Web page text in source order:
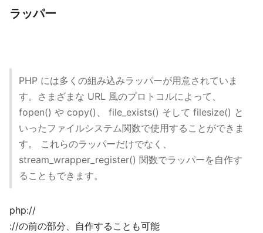
ラッパー
PHP には多くの組み込みラッパーが用意されていま
す。さまざまな URL 風のプロトコルによって、
fopen() や copy()、 file_exists() そして filesize() と
いったファイルシステム関数で使用することができま
す。 これらのラッパーだけでなく、
stream_wrapper_register() 関数でラッパーを自作す
ることもできます。
php://
://の前の部分、自作することも可能